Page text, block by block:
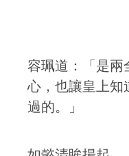
容珮道：「是兩
心，也讓皇上知
過的。」